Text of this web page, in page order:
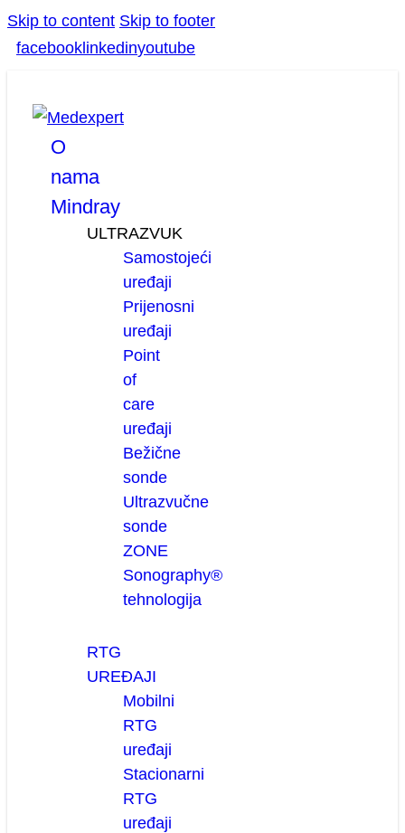
Skip to content Skip to footer
facebook linkedinyoutube
O
nama
Mindray
ULTRAZVUK
Samostojeći
uređaji
Prijenosni
uređaji
Point
of
care
uređaji
Bežične
sonde
Ultrazvučne
sonde
ZONE
Sonography®
tehnologija
RTG
UREĐAJI
Mobilni
RTG
uređaji
Stacionarni
RTG
uređaji